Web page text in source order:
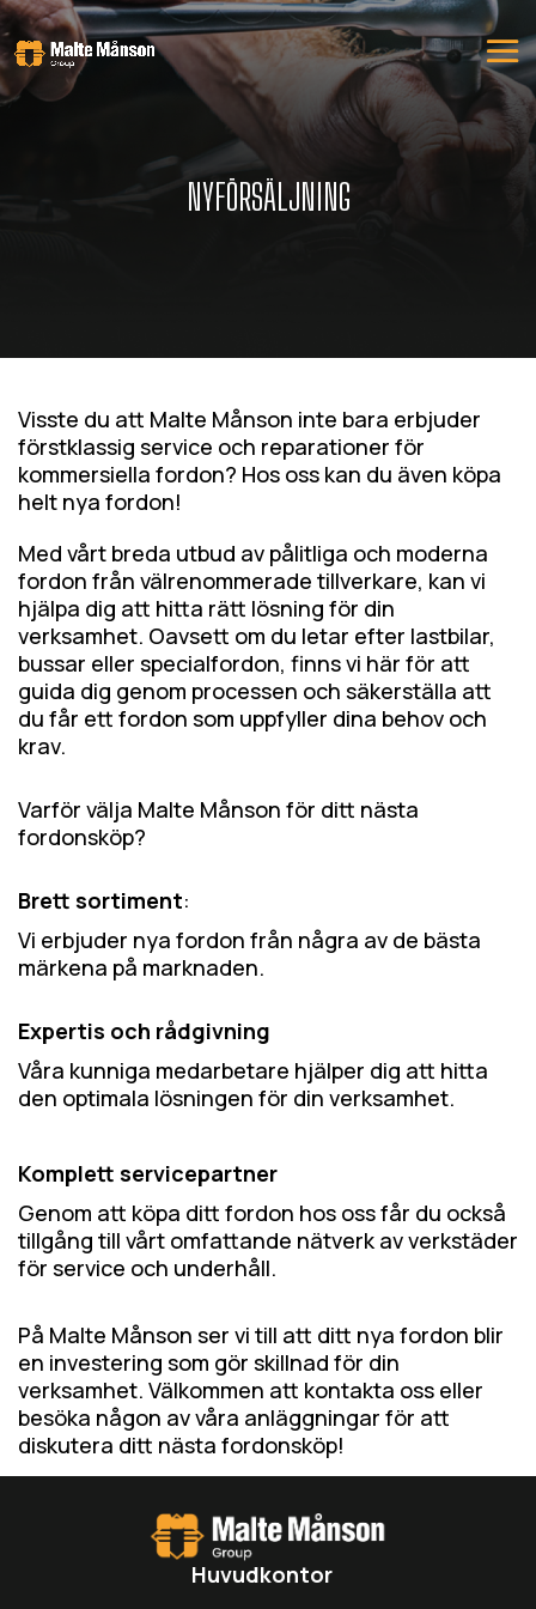
NYFÖRSÄLJNING
Visste du att Malte Månson inte bara erbjuder
förstklassig service och reparationer för
kommersiella fordon? Hos oss kan du även köpa
helt nya fordon!
Med vårt breda utbud av pålitliga och moderna
fordon från välrenommerade tillverkare, kan vi
hjälpa dig att hitta rätt lösning för din
verksamhet. Oavsett om du letar efter lastbilar,
bussar eller specialfordon, finns vi här för att
guida dig genom processen och säkerställa att
du får ett fordon som uppfyller dina behov och
krav.
Varför välja Malte Månson för ditt nästa
fordonsköp?
Brett sortiment:
Vi erbjuder nya fordon från några av de bästa
märkena på marknaden.
Expertis och rådgivning
Våra kunniga medarbetare hjälper dig att hitta
den optimala lösningen för din verksamhet.
Komplett servicepartner
Genom att köpa ditt fordon hos oss får du också
tillgång till vårt omfattande nätverk av verkstäder
för service och underhåll.
På Malte Månson ser vi till att ditt nya fordon blir
en investering som gör skillnad för din
verksamhet. Välkommen att kontakta oss eller
besöka någon av våra anläggningar för att
diskutera ditt nästa fordonsköp!
Huvudkontor